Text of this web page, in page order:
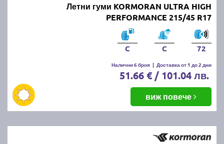
Летни гуми KORMORAN ULTRA HIGH
PERFORMANCE 215/45 R17
C C 72
Налични 6 броя | Доставка от 1 до 2 дни
51.66 € / 101.04 лв.
виж повече